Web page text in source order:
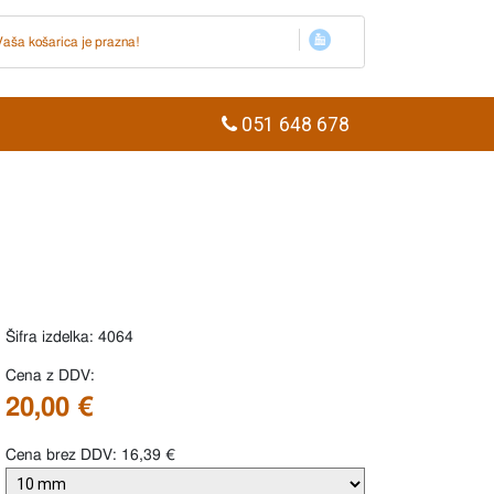
košarica je prazna!
051 648 678
Šifra izdelka: 4064
Cena z DDV:
20,00 €
Cena brez DDV: 16,39 €